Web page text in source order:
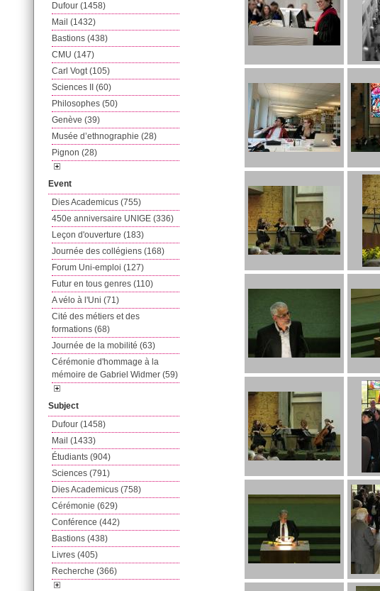
Dufour (1458)
Mail (1432)
Bastions (438)
CMU (147)
Carl Vogt (105)
Sciences II (60)
Philosophes (50)
Genève (39)
Musée d’ethnographie (28)
Pignon (28)
Event
Dies Academicus (755)
450e anniversaire UNIGE (336)
Leçon d'ouverture (183)
Journée des collégiens (168)
Forum Uni-emploi (127)
Futur en tous genres (110)
A vélo à l'Uni (71)
Cité des métiers et des
formations (68)
Journée de la mobilité (63)
Cérémonie d'hommage à la
mémoire de Gabriel Widmer (59)
Subject
Dufour (1458)
Mail (1433)
Étudiants (904)
Sciences (791)
Dies Academicus (758)
Cérémonie (629)
Conférence (442)
Bastions (438)
Livres (405)
Recherche (366)